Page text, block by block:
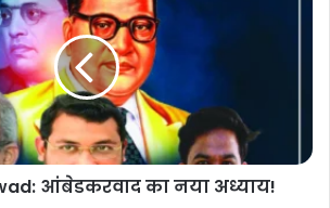
आंबेडकरवाद का नया अध्याय!